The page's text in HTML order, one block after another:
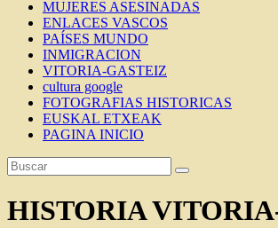
MUJERES ASESINADAS
ENLACES VASCOS
PAÍSES MUNDO
INMIGRACION
VITORIA-GASTEIZ
cultura google
FOTOGRAFIAS HISTORICAS
EUSKAL ETXEAK
PAGINA INICIO
HISTORIA